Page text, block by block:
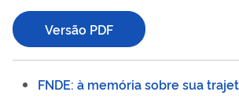
Versão PDF
FNDE: à memória sobre sua